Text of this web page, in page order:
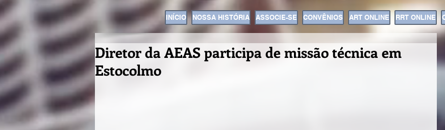
INÍCIO NOSSA HISTÓRIA ASSOCIE-SE CONVÊNIOS ART ONLINE RRT ONLINE
Diretor da AEAS participa de missão técnica em
Estocolmo